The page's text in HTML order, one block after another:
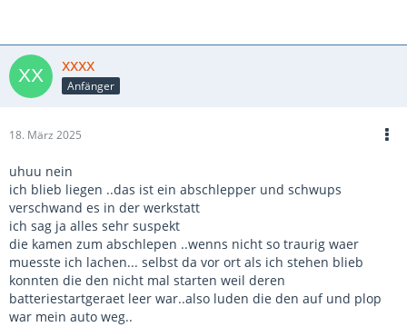
xxxx
Anfänger
18. März 2025
uhuu nein
ich blieb liegen ..das ist ein abschlepper und schwups
verschwand es in der werkstatt
ich sag ja alles sehr suspekt
die kamen zum abschlepen ..wenns nicht so traurig waer
muesste ich lachen... selbst da vor ort als ich stehen blieb
konnten die den nicht mal starten weil deren
batteriestartgeraet leer war..also luden die den auf und plop
war mein auto weg..